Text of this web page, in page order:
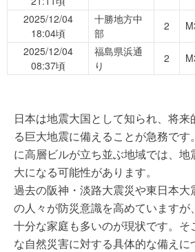
2025/12/04
18:04頃
十勝地方中
部
2
2025/12/04
08:37頃
福島県浜通
り
2
日本は地震大国として知られ、将
る巨大地震に備えることが急務で
に高層ビルが立ち並ぶ地域では、
大になる可能性があります。
過去の阪神・淡路大震災や東日本大
の人々が防災意識を高めていますが
十分な家庭も多いのが現状です。そ
な自然災害に対する具体的な備えに